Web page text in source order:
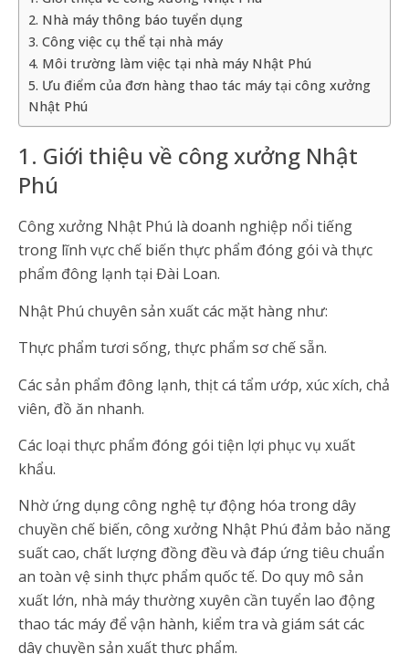
2. Nhà máy thông báo tuyển dụng
3. Công việc cụ thể tại nhà máy
4. Môi trường làm việc tại nhà máy Nhật Phú
5. Ưu điểm của đơn hàng thao tác máy tại công xưởng
Nhật Phú
1. Giới thiệu về công xưởng Nhật
Phú
Công xưởng Nhật Phú là doanh nghiệp nổi tiếng
trong lĩnh vực chế biến thực phẩm đóng gói và thực
phẩm đông lạnh tại Đài Loan.
Nhật Phú chuyên sản xuất các mặt hàng như:
Thực phẩm tươi sống, thực phẩm sơ chế sẵn.
Các sản phẩm đông lạnh, thịt cá tẩm ướp, xúc xích, chả
viên, đồ ăn nhanh.
Các loại thực phẩm đóng gói tiện lợi phục vụ xuất
khẩu.
Nhờ ứng dụng công nghệ tự động hóa trong dây
chuyền chế biến, công xưởng Nhật Phú đảm bảo năng
suất cao, chất lượng đồng đều và đáp ứng tiêu chuẩn
an toàn vệ sinh thực phẩm quốc tế. Do quy mô sản
xuất lớn, nhà máy thường xuyên cần tuyển lao động
thao tác máy để vận hành, kiểm tra và giám sát các
dây chuyền sản xuất thực phẩm.